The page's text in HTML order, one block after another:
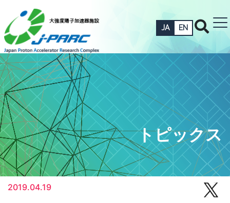
JA EN
トピックス
2019.04.19